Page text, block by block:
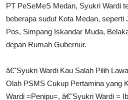
PT PeSeMeS Medan, Syukri Wardi
beberapa sudut Kota Medan, seperti
Pos, Simpang Iskandar Muda,
depan Rumah Gubernur.
â€˜Syukri Wardi Kau Salah Pilih
Olah PSMS Cukup Pertamina yang
Wardi =Penipu=, â€˜Syukri Wardi =